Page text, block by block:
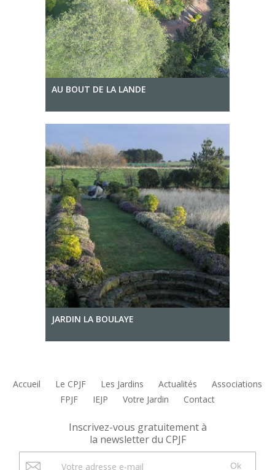
AU BOUT DE LA LANDE
JARDIN LA BOULAYE
Accueil Le CPJF Les Jardins Actualités
Associations
FPJF
IEJP Votre Jardin Contact
Inscrivez-vous gratuitement à
la newsletter du CPJF
Ok